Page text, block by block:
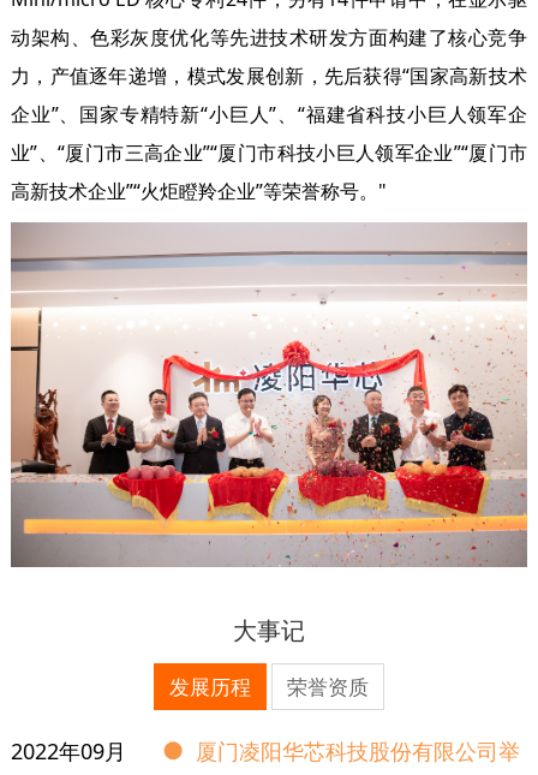
动架构、色彩灰度优化等先进技术研发方面构建了核心竞争
力，产值逐年递增，模式发展创新，先后获得“国家高新技术
企业”、国家专精特新“小巨人”、“福建省科技小巨人领军企
业”、“厦门市三高企业”“厦门市科技小巨人领军企业”“厦门市
高新技术企业”“火炬瞪羚企业”等荣誉称号。"
大事记
发展历程 荣誉资质
2022年09月 ● 厦门凌阳华芯科技股份有限公司举